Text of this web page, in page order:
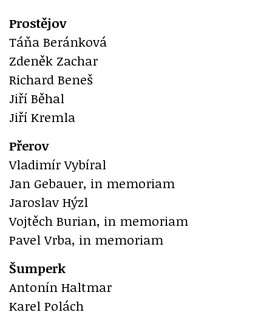
Prostějov
Táňa Beránková
Zdeněk Zachar
Richard Beneš
Jiří Běhal
Jiří Kremla
Přerov
Vladimír Vybíral
Jan Gebauer, in memoriam
Jaroslav Hýzl
Vojtěch Burian, in memoriam
Pavel Vrba, in memoriam
Šumperk
Antonín Haltmar
Karel Polách